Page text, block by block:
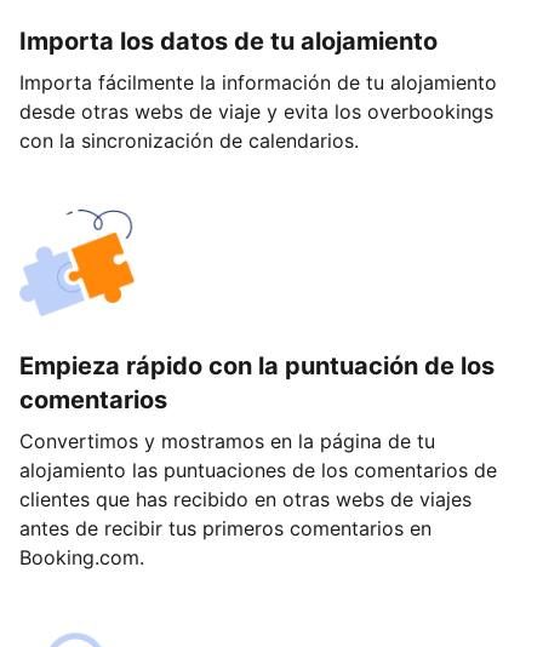
Importa los datos de tu alojamiento
Importa fácilmente la información de tu alojamiento
desde otras webs de viaje y evita los overbookings
con la sincronización de calendarios.
Empieza rápido con la puntuación de los
comentarios
Convertimos y mostramos en la página de tu
alojamiento las puntuaciones de los comentarios de
clientes que has recibido en otras webs de viajes
antes de recibir tus primeros comentarios en
Booking.com.